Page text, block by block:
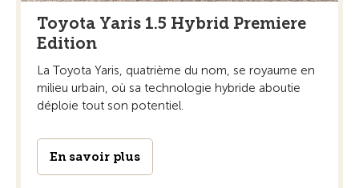
Toyota Yaris 1.5 Hybrid Premiere
Edition
La Toyota Yaris, quatrième du nom, se royaume en
milieu urbain, où sa technologie hybride aboutie
déploie tout son potentiel.
En savoir plus